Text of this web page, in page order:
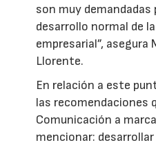
son muy
desarrollo normal de
empresarial”, asegura
Llorente.
En relación a este
las recomendaciones
Comunicación a
mencionar: